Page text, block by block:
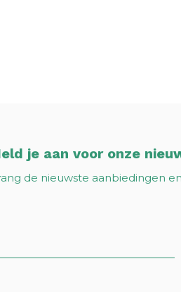
je aan voor onze
de nieuwste aanbiedingen